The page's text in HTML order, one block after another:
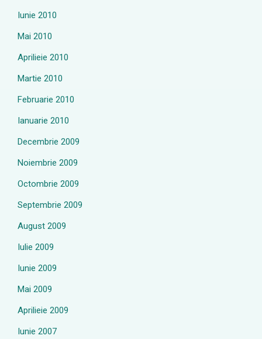
Iunie 2010
Mai 2010
Aprilieie 2010
Martie 2010
Februarie 2010
Ianuarie 2010
Decembrie 2009
Noiembrie 2009
Octombrie 2009
Septembrie 2009
August 2009
Iulie 2009
Iunie 2009
Mai 2009
Aprilieie 2009
Iunie 2007